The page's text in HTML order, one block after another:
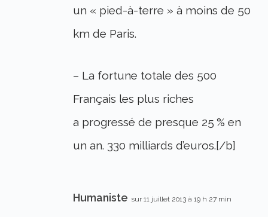
un « pied-à-terre » à moins de 50
km de Paris.
– La fortune totale des 500
Français les plus riches
a progressé de presque 25 % en
un an. 330 milliards d’euros.[/b]
Humaniste sur 11 juillet 2013 à 19 h 27 min